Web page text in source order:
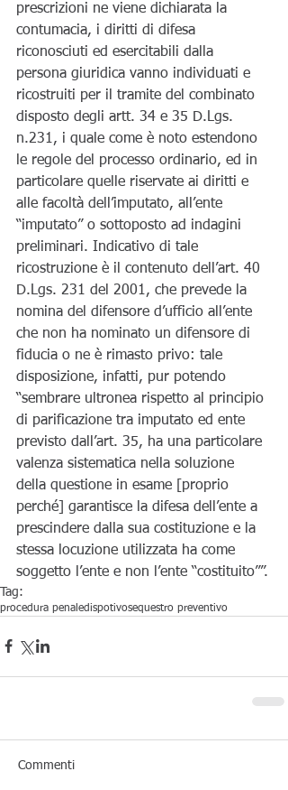
prescrizioni ne viene dichiarata la
contumacia, i diritti di difesa
riconosciuti ed esercitabili dalla
persona giuridica vanno individuati e
ricostruiti per il tramite del combinato
disposto degli artt. 34 e 35 D.Lgs.
n.231, i quale come è noto estendono
le regole del processo ordinario, ed in
particolare quelle riservate ai diritti e
alle facoltà dell’imputato, all’ente
“imputato” o sottoposto ad indagini
preliminari. Indicativo di tale
ricostruzione è il contenuto dell’art. 40
D.Lgs. 231 del 2001, che prevede la
nomina del difensore d’ufficio all’ente
che non ha nominato un difensore di
fiducia o ne è rimasto privo: tale
disposizione, infatti, pur potendo
“sembrare ultronea rispetto al principio
di parificazione tra imputato ed ente
previsto dall’art. 35, ha una particolare
valenza sistematica nella soluzione
della questione in esame [proprio
perché] garantisce la difesa dell’ente a
prescindere dalla sua costituzione e la
stessa locuzione utilizzata ha come
soggetto l’ente e non l’ente “costituito””.
Tag:
procedura penaledispotivosequestro preventivo
Commenti